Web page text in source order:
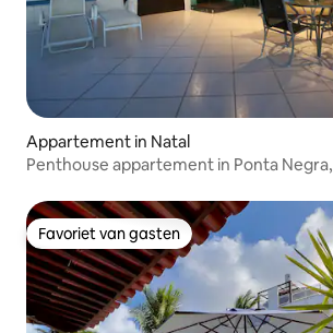
Appartement in Natal
Penthouse appartement in Ponta Negra,
Favoriet van gasten
Favoriet van gasten